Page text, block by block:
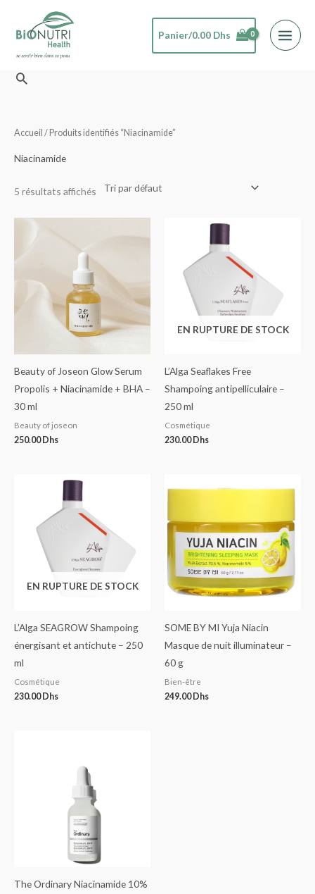
contenu
Panier/0.00 Dhs
Rechercher
Accueil / Produits identifiés “Niacinamide”
Niacinamide
5 résultats affichés
Beauty of Joseon Glow Serum
Propolis + Niacinamide + BHA –
30 ml
Beauty of joseon
250.00Dhs
EN RUPTURE DE STOCK
L’Alga Seaflakes Free
Shampoing antipelliculaire –
250 ml
Cosmétique
230.00Dhs
EN RUPTURE DE STOCK
L’Alga SEAGROW Shampoing
énergisant et antichute – 250
ml
Cosmétique
230.00Dhs
SOME BY MI Yuja Niacin
Masque de nuit illuminateur –
60 g
Bien-être
249.00Dhs
The Ordinary Niacinamide 10%